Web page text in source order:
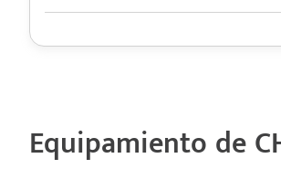
Equipamiento de